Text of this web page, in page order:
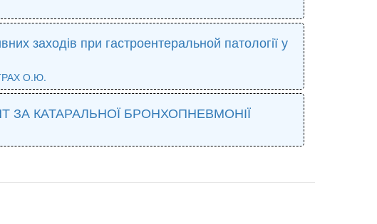
заходів при гастроентеральной патології у
О.Ю.
ЗА КАТАРАЛЬНОЇ БРОНХОПНЕВМОНІЇ